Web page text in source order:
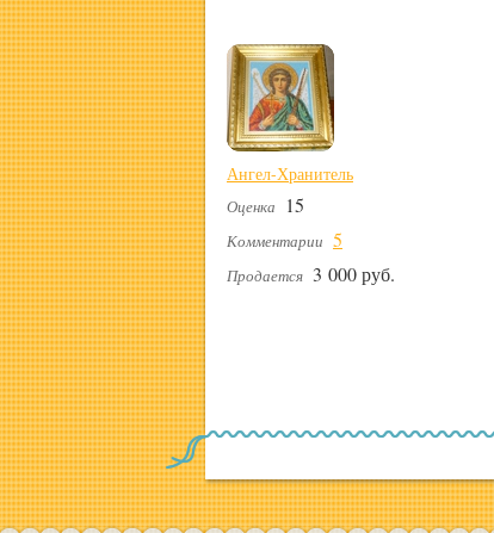
Ангел-Хранитель
Оценка 15
Комментарии 5
Продается 3 000 руб.